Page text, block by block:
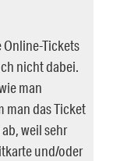
Online-Tickets
nicht dabei.
man
man das Ticket
weil sehr
und/oder